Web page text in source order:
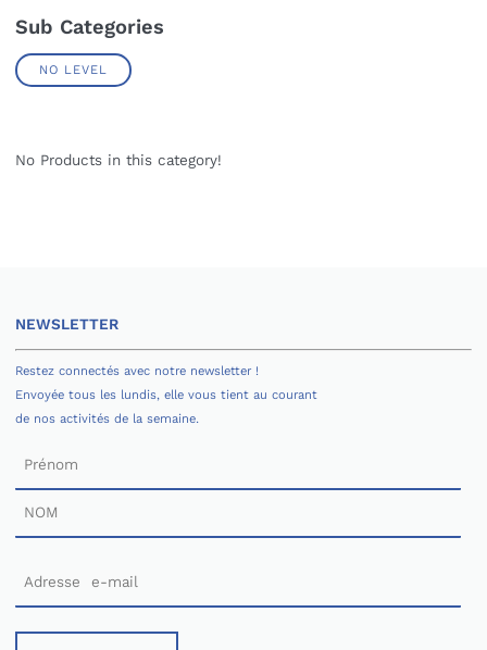
Sub Categories
NO LEVEL
No Products in this category!
NEWSLETTER
Restez connectés avec notre newsletter !
Envoyée tous les lundis, elle vous tient au courant
de nos activités de la semaine.